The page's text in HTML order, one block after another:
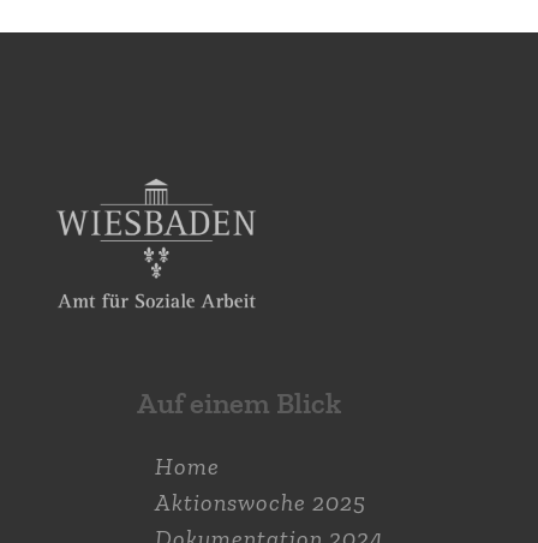
Auf einem Blick
Home
Aktions­woche 2025